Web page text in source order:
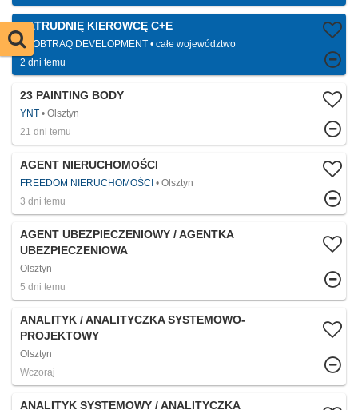
ZATRUDNIĘ KIEROWCĘ C+E
GLOBTRAQ DEVELOPMENT
całe województwo
2 dni temu
23 PAINTING BODY
YNT
Olsztyn
21 dni temu
AGENT NIERUCHOMOŚCI
FREEDOM NIERUCHOMOŚCI
Olsztyn
3 dni temu
AGENT UBEZPIECZENIOWY / AGENTKA
UBEZPIECZENIOWA
Olsztyn
5 dni temu
ANALITYK / ANALITYCZKA SYSTEMOWO-
PROJEKTOWY
Olsztyn
Wczoraj
ANALITYK SYSTEMOWY / ANALITYCZKA